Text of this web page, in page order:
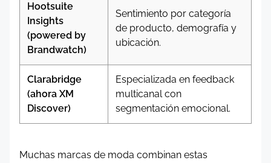
Hootsuite
Insights
(powered by
Brandwatch)
Sentimiento por categoría
de producto, demografía y
ubicación.
Clarabridge
(ahora XM
Discover)
Especializada en feedback
multicanal con
segmentación emocional.
Muchas marcas de moda combinan estas